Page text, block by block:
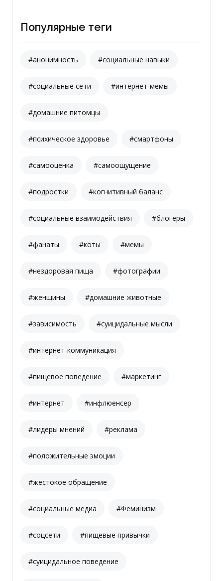
Популярные теги
#анонимность #социальные навыки
#социальные сети #интернет-мемы
#домашние питомцы
#психическое здоровье #смартфоны
#самооценка #самоощущение
#подростки #когнитивный баланс
#социальные взаимодействия #блогеры
#фанаты #коты #мемы
#нездоровая пища #фотографии
#женщины #домашние животные
#зависимость #суицидальные мысли
#интернет-коммуникация
#пищевое поведение #маркетинг
#интернет #инфлюенсер
#лидеры мнений #реклама
#положительные эмоции
#жестокое обращение
#социальные медиа #Феминизм
#соцсети #пищевые привычки
#суицидальное поведение